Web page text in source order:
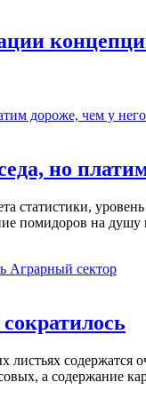
но
статистики,
помидоров на душу
Аграрный сектор
листьях
а содержание